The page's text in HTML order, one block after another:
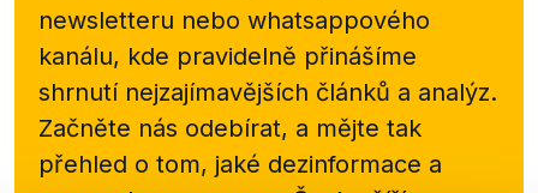
newsletteru nebo whatsappového
kanálu, kde pravidelně přinášíme
shrnutí nejzajímavějších článků a analýz.
Začněte nás odebírat, a mějte tak
přehled o tom, jaké dezinformace a